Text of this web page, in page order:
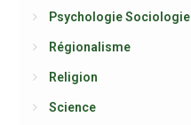
Psychologie Sociologie
Régionalisme
Religion
Science